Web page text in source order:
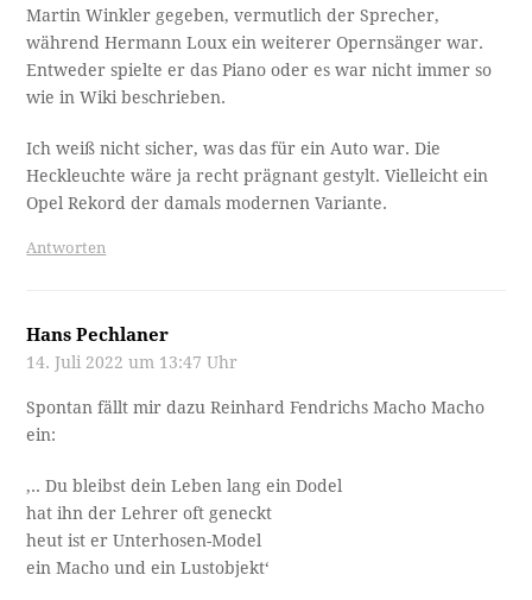
Martin Winkler gegeben, vermutlich der Sprecher,
während Hermann Loux ein weiterer Opernsänger war.
Entweder spielte er das Piano oder es war nicht immer so
wie in Wiki beschrieben.
Ich weiß nicht sicher, was das für ein Auto war. Die
Heckleuchte wäre ja recht prägnant gestylt. Vielleicht ein
Opel Rekord der damals modernen Variante.
Antworten
Hans Pechlaner
14. Juli 2022 um 13:47 Uhr
Spontan fällt mir dazu Reinhard Fendrichs Macho Macho
ein:
‚.. Du bleibst dein Leben lang ein Dodel
hat ihn der Lehrer oft geneckt
heut ist er Unterhosen-Model
ein Macho und ein Lustobjekt‘